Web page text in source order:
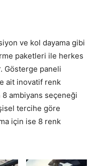
ve kol dayama gibi
paketleri ile herkes
Gösterge paneli
ait inovatif renk
ambiyans seçeneği
tercihe göre
için ise 8 renk